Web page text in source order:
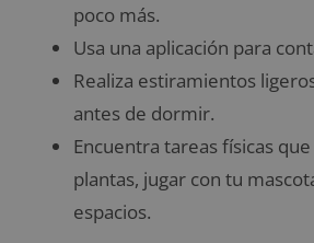
poco más.
Usa una aplicación para
Realiza estiramientos
antes de dormir.
Encuentra tareas físicas
plantas, jugar con tu
espacios.